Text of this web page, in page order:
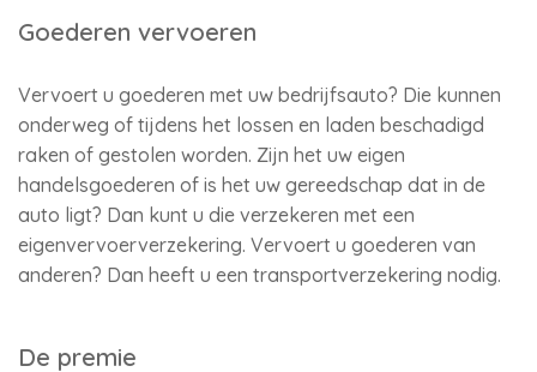
Goederen vervoeren
Vervoert u goederen met uw bedrijfsauto? Die kunnen
onderweg of tijdens het lossen en laden beschadigd
raken of gestolen worden. Zijn het uw eigen
handelsgoederen of is het uw gereedschap dat in de
auto ligt? Dan kunt u die verzekeren met een
eigenvervoerverzekering. Vervoert u goederen van
anderen? Dan heeft u een transportverzekering nodig.
De premie